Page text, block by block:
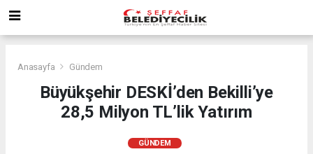
Anasayfa Gündem
Büyükşehir DESKİ’den Bekilli’ye
28,5 Milyon TL’lik Yatırım
GÜNDEM